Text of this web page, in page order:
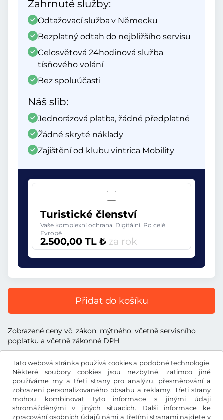
Tato webová stránka používá cookies a podobné technologie.
Některé soubory cookies jsou nezbytné, zatímco jiné
používáme my a třetí strany pro analýzu, přesměrování a
zobrazení personalizovaného obsahu a reklamy. Třetí strany
mohou kombinovat tyto informace s jinými údaji
shromážděnými v jiných situacích. Další informace ke
zpracování osobních údajů námi a třetími stranami najdete v
Zahrnuté služby:
Odtažovací služba v Německu
Bezplatný odtah do nejbližšího servisu
Celosvětová 24hodinová služba
tísňového volání
Bez spoluúčasti
Náš slib:
Jednorázová platba, žádné předplatné
Žádné skryté náklady
Zajištění od klubu vintrica Mobility
Turistické členství
Vaše komplexní ochrana. Digitální. Po celé
Evropě
2.500,00 TL ₺ za rok
Přidat do košíku
Zobrazené ceny vč. zákon. mýtného, včetně servisního
poplatku a včetně zákonné DPH
TL ₺TRY